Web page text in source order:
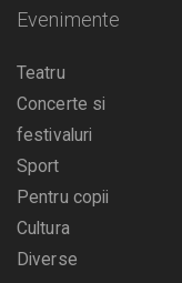
Evenimente
Teatru
Concerte si
festivaluri
Sport
Pentru copii
Cultura
Diverse